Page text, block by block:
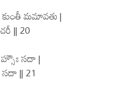
కుంతీ మమావతు |
|| 20
హ్సౌః సదా |
|| 21